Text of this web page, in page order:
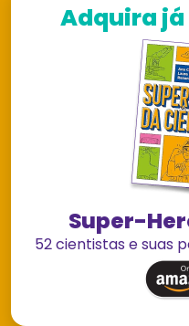
Adquira
Super-
52 cientistas e suas